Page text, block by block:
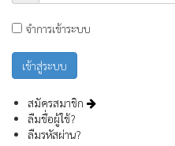
จำการเข้าระบบ
สมัครสมาชิก
ลืมชื่อผู้ใช้?
ลืมรหัสผ่าน?